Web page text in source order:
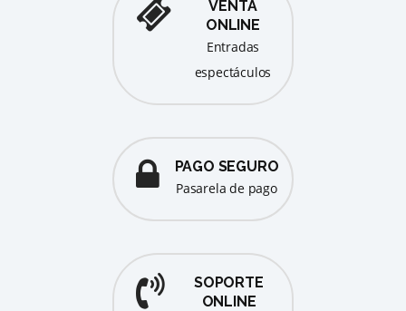
VENTA
ONLINE
entradas
espectáculos
PAGO SEGURO
pasarela de pago
SOPORTE
ONLINE